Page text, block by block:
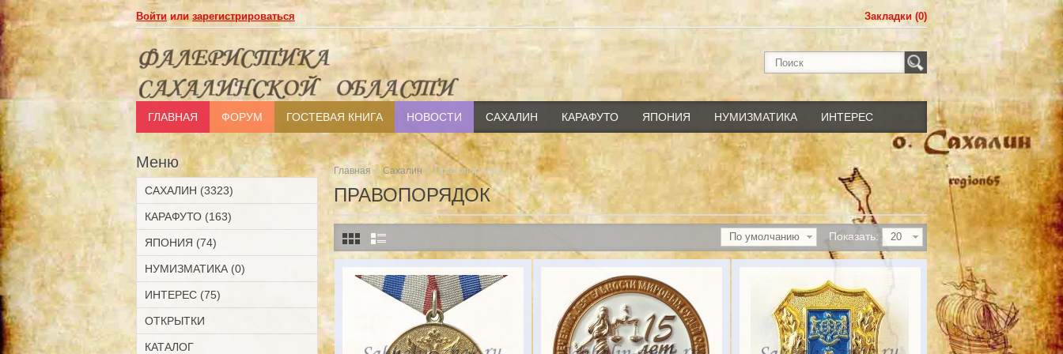
Войти илизарегистрироваться Закладки (0)
ГЛАВНАЯ ФОРУМ ГОСТЕВАЯ КНИГА НОВОСТИ САХАЛИН КАРАФУТО ЯПОНИЯ НУМИЗМАТИКА ИНТЕРЕС
Меню
САХАЛИН (3323)
КАРАФУТО (163)
ЯПОНИЯ (74)
НУМИЗМАТИКА (0)
ИНТЕРЕС (75)
ОТКРЫТКИ
КАТАЛОГ
Главная » Сахалин » Правопорядок
ПРАВОПОРЯДОК
Показать: 20
По умолчанию